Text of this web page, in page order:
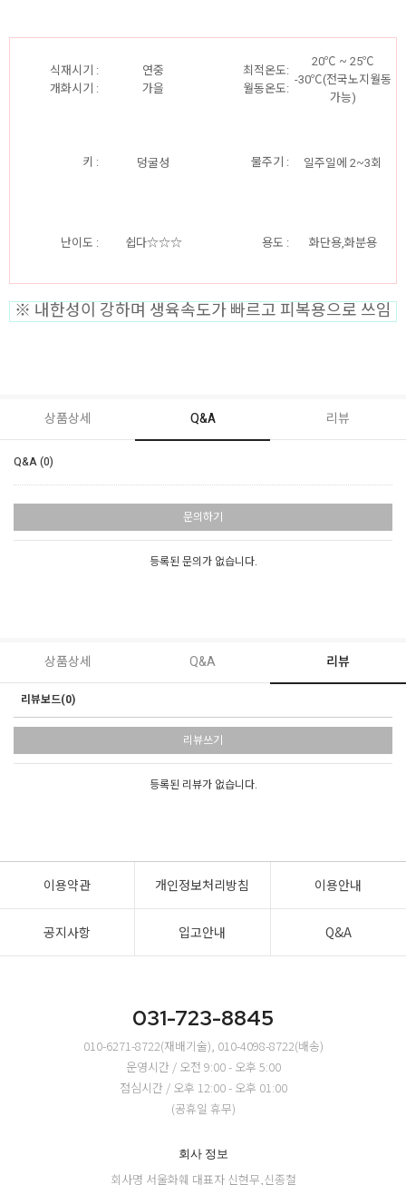
식재시기 :
개화시기 :
연중
가을
최적온도:
월동온도:
20℃ ~ 25℃
-30℃(전국노지월동
가능)
키 : 덩굴성 물주기 : 일주일에 2~3회
난이도 : 쉽다☆☆☆ 용도 : 화단용,화분용
※ 내한성이 강하며 생육속도가 빠르고 피복용으로 쓰임
상품상세 Q&A 리뷰
Q&A (0)
문의하기
등록된 문의가 없습니다.
상품상세 Q&A 리뷰
리뷰보드(0)
리뷰쓰기
등록된 리뷰가 없습니다.
이용약관 개인정보처리방침 이용안내
공지사항 입고안내 Q&A
031-723-8845
010-6271-8722(재배기술), 010-4098-8722(배송)
운영시간 / 오전 9:00 - 오후 5:00
점심시간 / 오후 12:00 - 오후 01:00
(공휴일 휴무)
회사 정보
회사명 서울화훼 대표자 신현무,신종철